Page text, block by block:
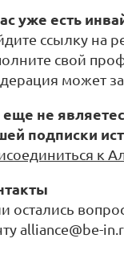
уже есть
ссылку на
свой
может
не
подписки
к
остались
alliance@be-